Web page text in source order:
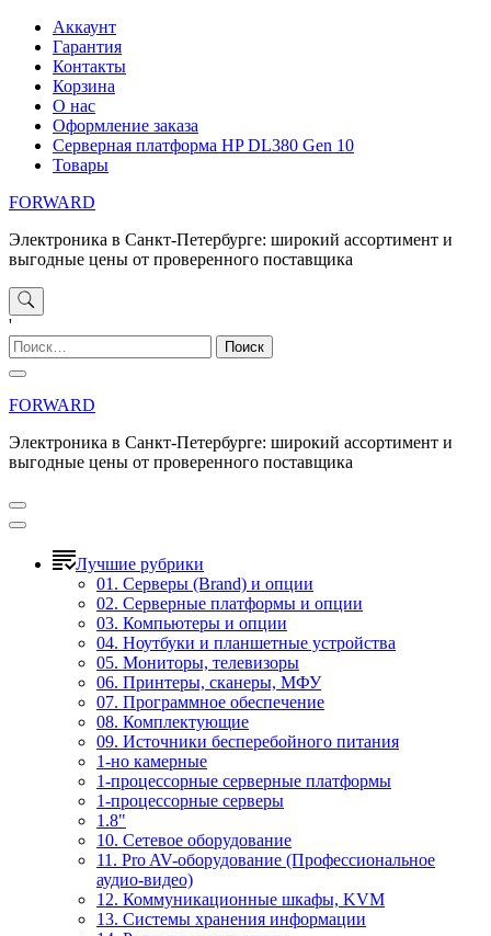
Перейти
содержимому
Аккаунт
Гарантия
Контакты
Корзина
О нас
Оформление заказа
Серверная платформа HP DL380 Gen 10
Товары
FORWARD
Электроника в Санкт-Петербурге: широкий ассортимент и
выгодные цены от проверенного поставщика
'
Найти:
FORWARD
Электроника в Санкт-Петербурге: широкий ассортимент и
выгодные цены от проверенного поставщика
Лучшие рубрики
01. Серверы (Brand) и опции
02. Серверные платформы и опции
03. Компьютеры и опции
04. Ноутбуки и планшетные устройства
05. Мониторы, телевизоры
06. Принтеры, сканеры, МФУ
07. Программное обеспечение
08. Комплектующие
09. Источники бесперебойного питания
1-но камерные
1-процессорные серверные платформы
1-процессорные серверы
1.8"
10. Сетевое оборудование
11. Pro AV-оборудование (Профессиональное
аудио-видео)
12. Коммуникационные шкафы, KVM
13. Системы хранения информации